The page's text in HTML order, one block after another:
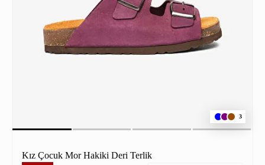
3
Kız Çocuk Mor Hakiki Deri Terlik